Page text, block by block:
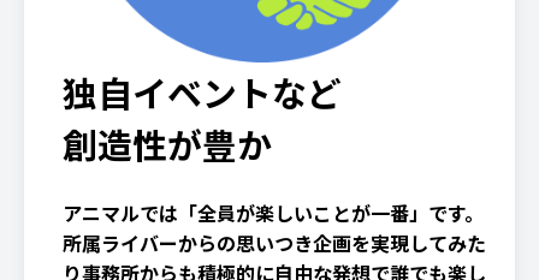
独自イベントなど
創造性が豊か
アニマルでは「全員が楽しいことが一番」です。
所属ライバーからの思いつき企画を実現してみた
り事務所からも積極的に自由な発想で誰でも楽し